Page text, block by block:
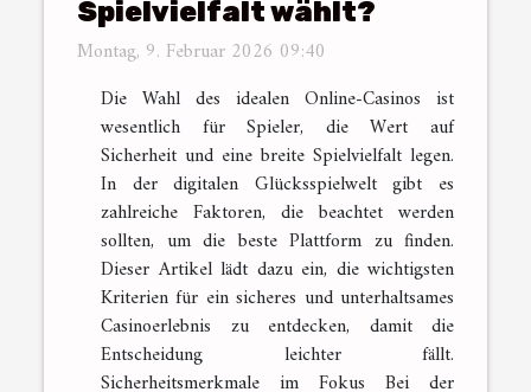
Spielvielfalt wählt?
Montag, 9. Februar 2026 09:40
Die Wahl des idealen Online-Casinos ist
wesentlich für Spieler, die Wert auf
Sicherheit und eine breite Spielvielfalt legen.
In der digitalen Glücksspielwelt gibt es
zahlreiche Faktoren, die beachtet werden
sollten, um die beste Plattform zu finden.
Dieser Artikel lädt dazu ein, die wichtigsten
Kriterien für ein sicheres und unterhaltsames
Casinoerlebnis zu entdecken, damit die
Entscheidung leichter fällt.
Sicherheitsmerkmale im Fokus Bei der